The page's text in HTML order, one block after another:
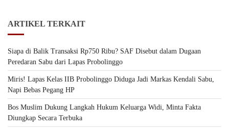
ARTIKEL TERKAIT
Siapa di Balik Transaksi Rp750 Ribu? SAF Disebut dalam Dugaan
Peredaran Sabu dari Lapas Probolinggo
Miris! Lapas Kelas IIB Probolinggo Diduga Jadi Markas Kendali Sabu,
Napi Bebas Pegang HP
Bos Muslim Dukung Langkah Hukum Keluarga Widi, Minta Fakta
Diungkap Secara Terbuka